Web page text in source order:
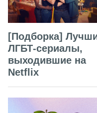
[Подборка]
ЛГБТ-сериалы,
выходившие на
Netflix